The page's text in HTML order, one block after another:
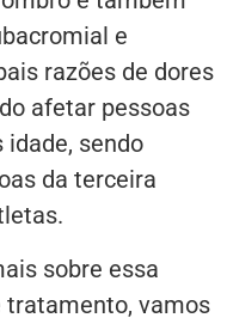
e
razões de dores
afetar pessoas
sendo
da terceira
sobre essa
tratamento, vamos